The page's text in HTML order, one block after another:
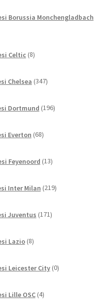
Borussia Monchengladbach
Celtic 8izdelkov
Chelsea 347izdelkov
Dortmund 196izdelkov
Everton 68izdelkov
Feyenoord 13izdelkov
Inter Milan 219izdelkov
Juventus 171izdelkov
Lazio 8izdelkov
Leicester City 0izdelkov
Lille OSC 4izdelki